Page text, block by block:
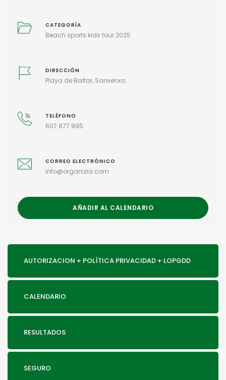
CATEGORÍA
Beach sports kids tour 2025
DIRECCIÓN
Playa de Baltar, Sanxenxo.
TELÉFONO
607 877 995
CORREO ELECTRÓNICO
info@organizia.com
AÑADIR AL CALENDARIO
AUTORIZACION + POLÍTICA PRIVACIDAD + LOPGDD
CALENDARIO
RESULTADOS
SEGURO